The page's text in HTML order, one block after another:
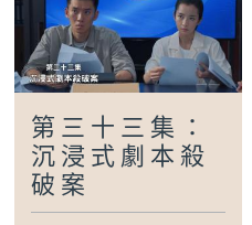
第三十三集：
沉浸式劇本殺
破案